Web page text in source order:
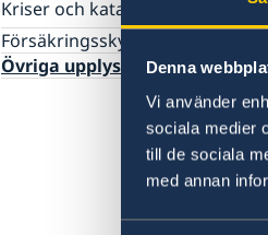
Denna
Vi använder
sociala medier
till de sociala
med annan
Akut hjälp
Allmänna säkerhetsläget
Terrorism
Naturförhållanden och
In- och utresebestämmelser
Hälso- och sjukvård
Lokala lagar och sedvänjor
Kriminalitet och personlig
Kriser och katastrofer
Evakuering vid kriser och
Lagen om konsulära
Försäkringsskydd
Övriga upplysningar